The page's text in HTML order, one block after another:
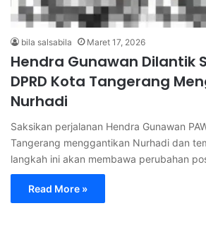
bila salsabila Maret 17, 2026
Hendra Gunawan Dilantik
DPRD Kota Tangerang
Nurhadi
Saksikan perjalanan Hendra Gunawan
Tangerang menggantikan Nurhadi dan
langkah ini akan membawa perubahan
Read More »